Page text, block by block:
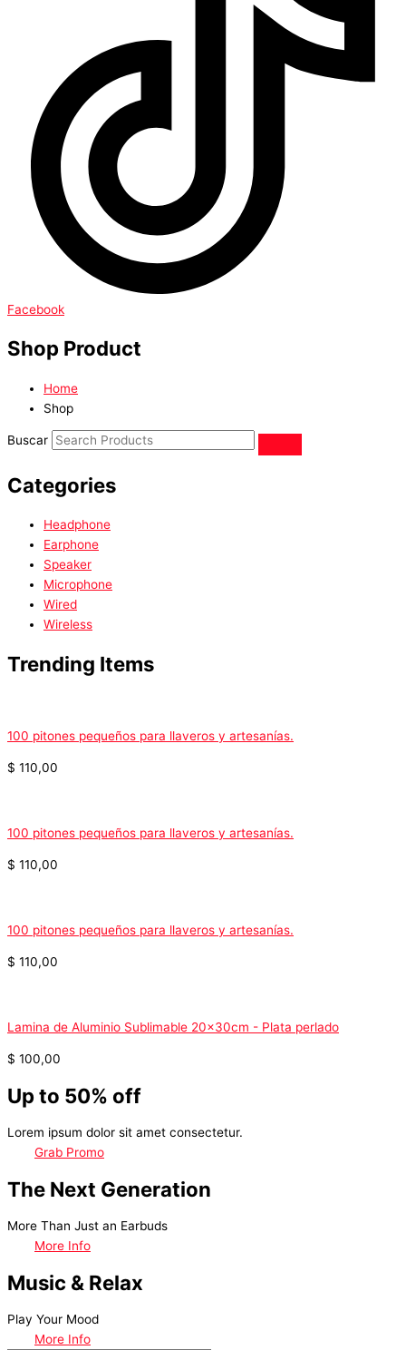
Facebook
Shop Product
Home
Shop
Buscar
Categories
Headphone
Earphone
Speaker
Microphone
Wired
Wireless
Trending Items
100 pitones pequeños para llaveros y artesanías.
$ 110,00
100 pitones pequeños para llaveros y artesanías.
$ 110,00
100 pitones pequeños para llaveros y artesanías.
$ 110,00
Lamina de Aluminio Sublimable 20x30cm - Plata perlado
$ 100,00
Up to 50% off
Lorem ipsum dolor sit amet consectetur.
Grab Promo
The Next Generation
More Than Just an Earbuds
More Info
Music & Relax
Play Your Mood
More Info